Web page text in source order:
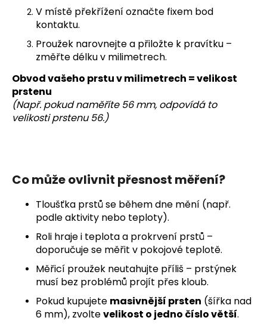
V místě překřížení označte fixem bod
kontaktu.
Proužek narovnejte a přiložte k pravítku –
změřte délku v milimetrech.
Obvod vašeho prstu v milimetrech = velikost
prstenu
(Např. pokud naměříte 56 mm, odpovídá to
velikosti prstenu 56.)
Co může ovlivnit přesnost měření?
Tloušťka prstů se během dne mění (např.
podle aktivity nebo teploty).
Roli hraje i teplota a prokrvení prstů –
doporučuje se měřit v pokojové teplotě.
Měřicí proužek neutahujte příliš – prstýnek
musí bez problémů projít přes kloub.
Pokud kupujete masivnější prsten (šířka nad
6 mm), zvoltevelikost o jedno číslo větší.